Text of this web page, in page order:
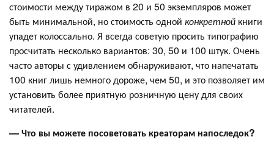
стоимости между тиражом в 20 и 50 экземпляров может
быть минимальной, но стоимость одной конкретной книги
упадет колоссально. Я всегда советую просить типографию
просчитать несколько вариантов: 30, 50 и 100 штук. Очень
часто авторы с удивлением обнаруживают, что напечатать
100 книг лишь немного дороже, чем 50, и это позволяет им
установить более приятную розничную цену для своих
читателей.
— Что вы можете посоветовать креаторам напоследок?